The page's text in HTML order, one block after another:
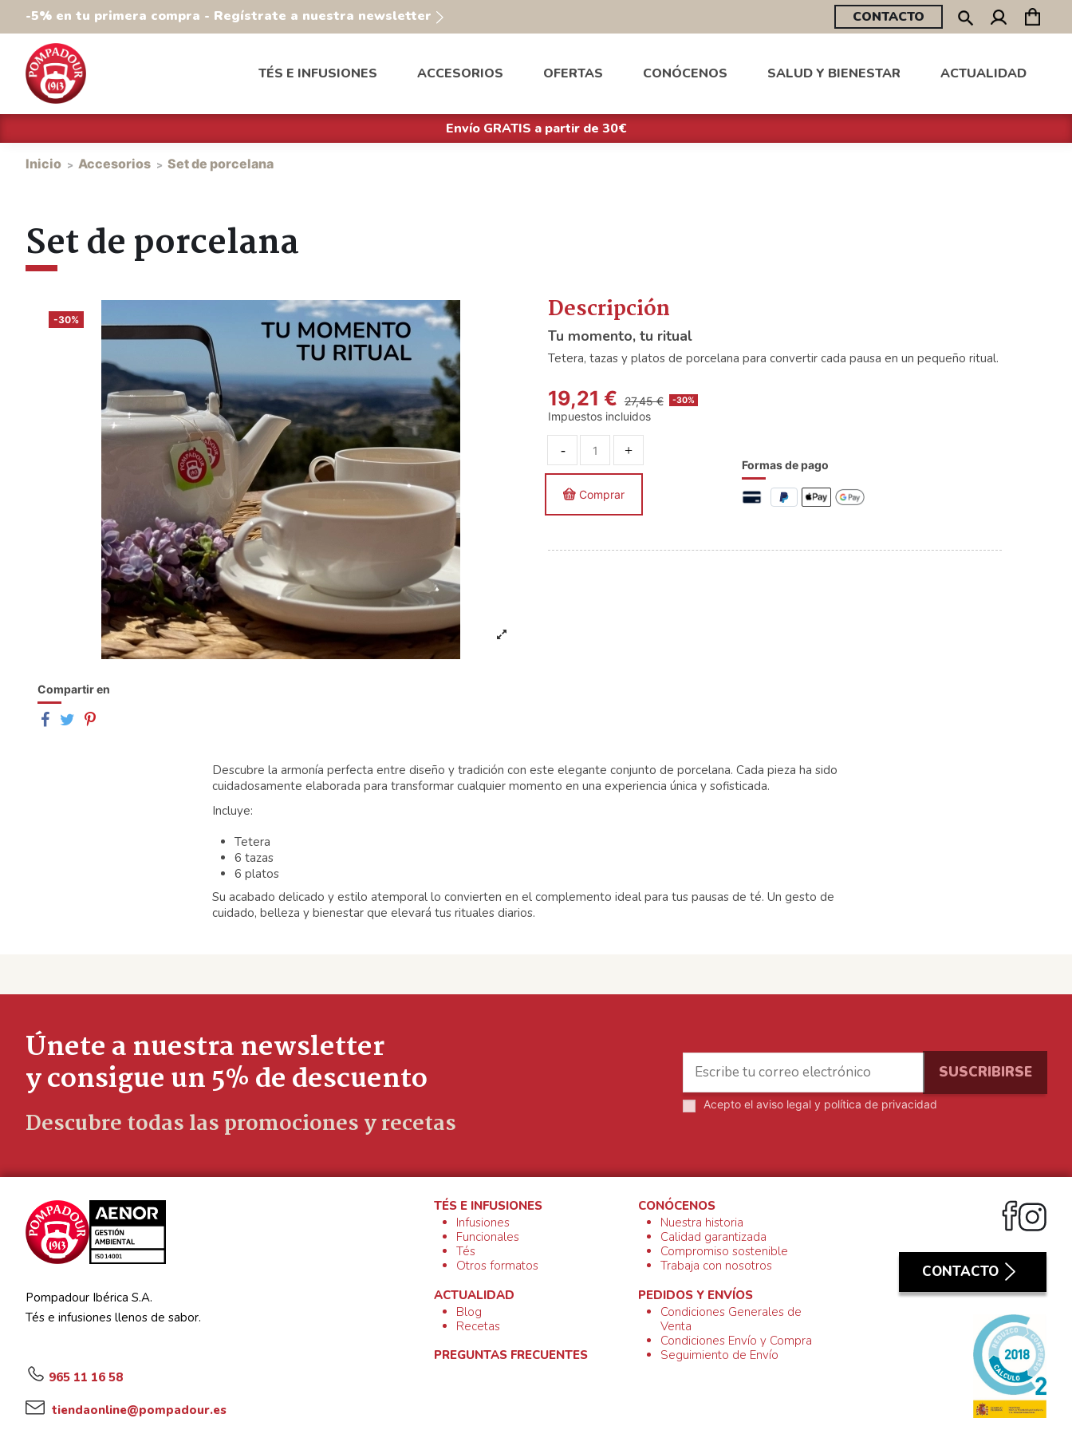
-5% en tu primera compra - Regístrate a nuestra newsletter CONTACTO
TÉS E INFUSIONES ACCESORIOS OFERTAS CONÓCENOS SALUD Y BIENESTAR ACTUALIDAD
Envío GRATIS a partir de 30€
Inicio Accesorios Set de porcelana
Set de porcelana
-30%
Compartir en
Descripción
Tu momento, tu ritual
Tetera, tazas y platos de porcelana para convertir cada pausa en un pequeño ritual.
19,21 € 27,45 € -30%
Impuestos incluidos
Comprar
Formas de pago
Descubre la armonía perfecta entre diseño y tradición con este elegante conjunto de porcelana. Cada pieza ha sido
cuidadosamente elaborada para transformar cualquier momento en una experiencia única y sofisticada.
Incluye:
Tetera
6 tazas
6 platos
Su acabado delicado y estilo atemporal lo convierten en el complemento ideal para tus pausas de té. Un gesto de
cuidado, belleza y bienestar que elevará tus rituales diarios.
Únete a nuestra newsletter
y consigue un 5% de descuento
Descubre todas las promociones y recetas
Acepto elaviso legal y política de privacidad
Pompadour Ibérica S.A.
Tés e infusiones llenos de sabor.
965 11 16 58
tiendaonline@pompadour.es
TÉS E INFUSIONES
Infusiones
Funcionales
Tés
Otros formatos
ACTUALIDAD
Blog
Recetas
PREGUNTAS FRECUENTES
CONÓCENOS
Nuestra historia
Calidad garantizada
Compromiso sostenible
Trabaja con nosotros
PEDIDOS Y ENVÍOS
Condiciones Generales de
Venta
Condiciones Envío y Compra
Seguimiento de Envío
CONTACTO